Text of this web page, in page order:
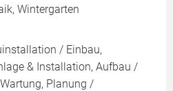
Wintergarten
/ Einbau,
& Installation, Aufbau /
Planung /